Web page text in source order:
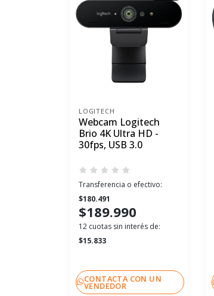
LOGITECH
Webcam Logitech
Brio 4K Ultra HD -
30fps, USB 3.0
Transferencia o efectivo:
$180.491
$189.990
12 cuotas sin interés de:
$15.833
CONTACTA CON UN
VENDEDOR